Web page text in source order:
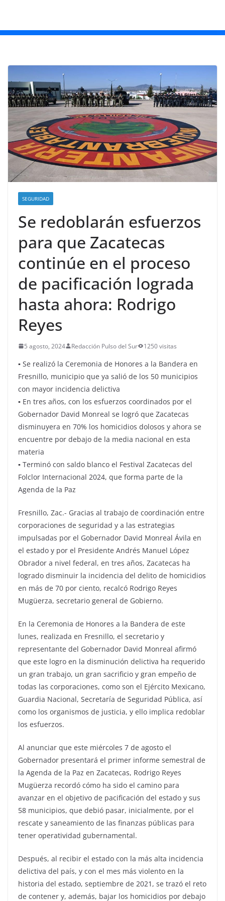
SEGURIDAD
Se redoblarán esfuerzos
para que Zacatecas
continúe en el proceso
de pacificación lograda
hasta ahora: Rodrigo
Reyes
5 agosto, 2024 Redacción Pulso del Sur 1250 visitas
▪ Se realizó la Ceremonia de Honores a la Bandera en
Fresnillo, municipio que ya salió de los 50 municipios
con mayor incidencia delictiva
▪ En tres años, con los esfuerzos coordinados por el
Gobernador David Monreal se logró que Zacatecas
disminuyera en 70% los homicidios dolosos y ahora se
encuentre por debajo de la media nacional en esta
materia
▪ Terminó con saldo blanco el Festival Zacatecas del
Folclor Internacional 2024, que forma parte de la
Agenda de la Paz
Fresnillo, Zac.- Gracias al trabajo de coordinación entre
corporaciones de seguridad y a las estrategias
impulsadas por el Gobernador David Monreal Ávila en
el estado y por el Presidente Andrés Manuel López
Obrador a nivel federal, en tres años, Zacatecas ha
logrado disminuir la incidencia del delito de homicidios
en más de 70 por ciento, recalcó Rodrigo Reyes
Mugüerza, secretario general de Gobierno.
En la Ceremonia de Honores a la Bandera de este
lunes, realizada en Fresnillo, el secretario y
representante del Gobernador David Monreal afirmó
que este logro en la disminución delictiva ha requerido
un gran trabajo, un gran sacrificio y gran empeño de
todas las corporaciones, como son el Ejército Mexicano,
Guardia Nacional, Secretaría de Seguridad Pública, así
como los organismos de justicia, y ello implica redoblar
los esfuerzos.
Al anunciar que este miércoles 7 de agosto el
Gobernador presentará el primer informe semestral de
la Agenda de la Paz en Zacatecas, Rodrigo Reyes
Mugüerza recordó cómo ha sido el camino para
avanzar en el objetivo de pacificación del estado y sus
58 municipios, que debió pasar, inicialmente, por el
rescate y saneamiento de las finanzas públicas para
tener operatividad gubernamental.
Después, al recibir el estado con la más alta incidencia
delictiva del país, y con el mes más violento en la
historia del estado, septiembre de 2021, se trazó el reto
de contener y, además, bajar los homicidios por debajo